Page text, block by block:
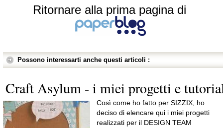
Ritornare alla prima pagina di
Possono interessarti anche questi articoli :
Craft Asylum - i miei progetti e
Così come ho fatto per SIZZIX, ho
deciso di elencare qui i miei progetti
realizzati per il DESIGN TEAM